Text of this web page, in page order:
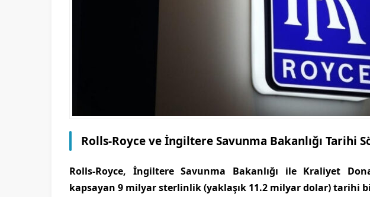
Rolls-Royce ve İngiltere Savunma Bakanlığı Tarihi
Rolls-Royce, İngiltere Savunma Bakanlığı ile Kraliyet
kapsayan 9 milyar sterlinlik (yaklaşık 11.2 milyar dolar) tarihi